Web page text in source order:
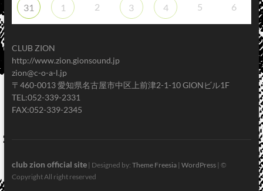
31 1 2 3 4 5 6
CLUB ZION
http://www.zion.gionsound.jp
zion@c-o-a-l.jp
〒460-0013 愛知県名古屋市中区上前津2-1-10 GIONビル1F
TEL:052-339-2331
FAX:052-339-2345
club zion official site| Designed by: Theme Freesia| WordPress| ©
Copyright All right reserved